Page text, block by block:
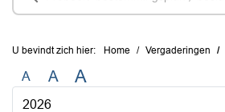
U bevindt zich hier: Home Vergaderingen
A A A
2026